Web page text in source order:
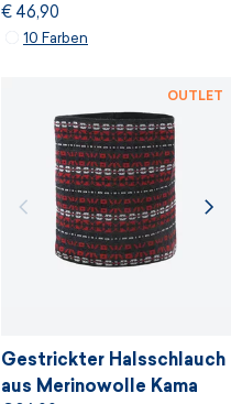
S33
€ 46,90
10 Farben
Gestrickter Halsschlauch
aus Merinowolle Kama
OUTLET